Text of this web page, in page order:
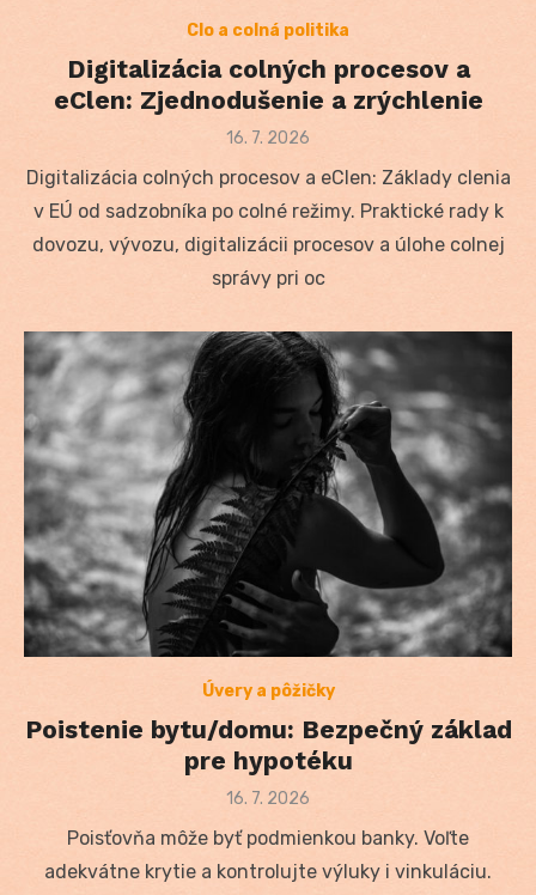
Clo a colná politika
Digitalizácia colných procesov a
eClen: Zjednodušenie a zrýchlenie
Posted
16. 7. 2026
Digitalizácia colných procesov a eClen: Základy clenia
v EÚ od sadzobníka po colné režimy. Praktické rady k
dovozu, vývozu, digitalizácii procesov a úlohe colnej
správy pri oc
Úvery a pôžičky
Poistenie bytu/domu: Bezpečný základ
pre hypotéku
Posted
16. 7. 2026
Poisťovňa môže byť podmienkou banky. Voľte
adekvátne krytie a kontrolujte výluky i vinkuláciu.